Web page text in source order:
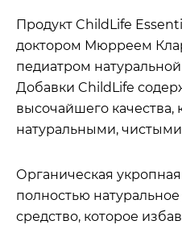
Продукт ChildLife
доктором Мюрреем
педиатром
Добавки ChildLife
высочайшего качества,
натуральными,
Органическая
полностью
средство, которое